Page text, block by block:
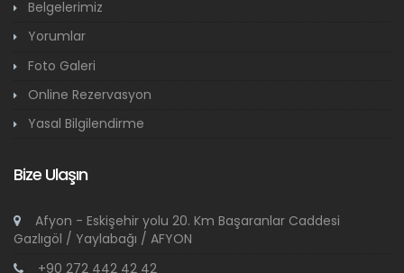
Belgelerimiz
Yorumlar
Foto Galeri
Online Rezervasyon
Yasal Bilgilendirme
Bize Ulaşın
Afyon - Eskişehir yolu 20. Km Başaranlar Caddesi
Gazlıgöl / Yaylabağı / AFYON
+90 272 442 42 42